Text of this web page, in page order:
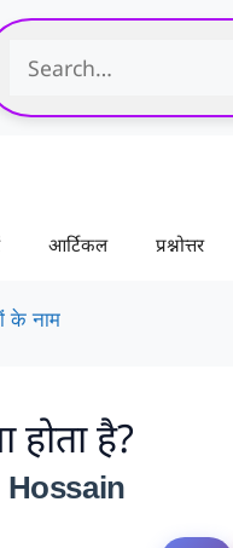
आर्टिकल प्रश्नोत्तर
के नाम
है?
Hossain